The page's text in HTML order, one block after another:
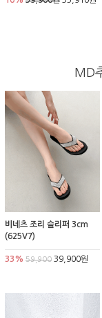
MD
비네츠 조리 슬리퍼 3cm
(625V7)
33% 59,900 39,900원